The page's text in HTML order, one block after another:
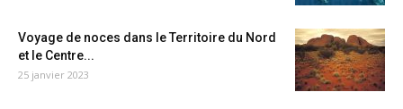
Voyage de noces dans le Territoire du Nord
et le Centre...
25 janvier 2023